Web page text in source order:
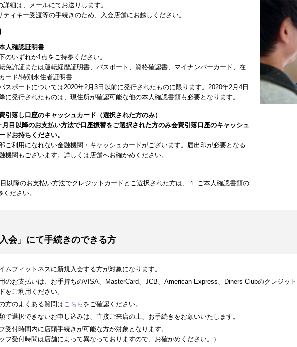
詳細は、メールにてお送りします。
ティキー受渡等の手続きのため、入会店舗にお越しください。
人確認証明書
のいずれか1点をご持参ください。
免許証または運転経歴証明書、パスポート、資格確認書、マイナンバーカード、在
ード/特別永住者証明書
スポートについては2020年2月3日以前に発行されたものに限ります。2020年2月4日
に発行されたものは、現住所が確認可能な他の本人確認書類も必要となります。
引落し口座のキャッシュカード（選択された方のみ）
月目以降のお支払い方法で口座振替をご選択された方のみ会費引落口座のキャッシュ
ドお持ちください。
ご利用になれない金融機関・キャッシュカードがございます。届出印が必要となる
機関もございます。詳しくは店舗へお確かめください。
以降のお支払い方法でクレジットカードとご選択された方は、１.ご本人確認書類の
ください。
入会」にて手続きのできる方
ムフィットネスに新規入会する方が対象になります。
のお支払いは、お手持ちのVISA、MasterCard、JCB、American Express、Diners Clubのクレジッ
をご利用ください。
方のよくある質問は こちら をご確認ください。
で選択できないお申し込みは、直接ご来店の上、お手続きをお願いいたします。
受付時間内に店頭手続きが可能な方が対象となります。
ッフ受付時間は店舗によって異なっておりますので、お確かめください。）